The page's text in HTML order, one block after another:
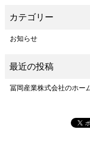
お知らせ
冨岡産業株式会社のホー